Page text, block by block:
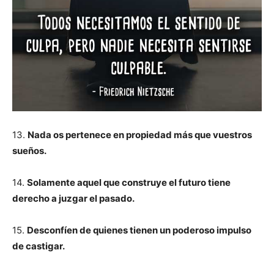
13. Nada os pertenece en propiedad más que vuestros
sueños.
14. Solamente aquel que construye el futuro tiene
derecho a juzgar el pasado.
15. Desconfíen de quienes tienen un poderoso impulso
de castigar.